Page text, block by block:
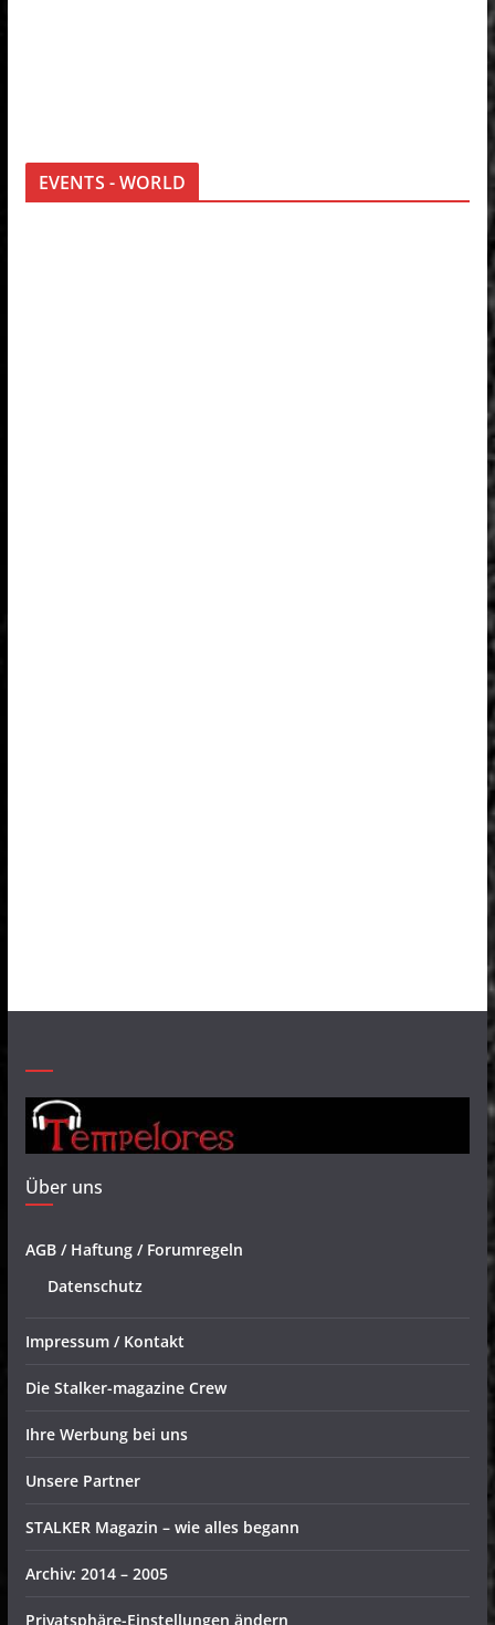
EVENTS - WORLD
Über uns
AGB / Haftung / Forumregeln
Datenschutz
Impressum / Kontakt
Die Stalker-magazine Crew
Ihre Werbung bei uns
Unsere Partner
STALKER Magazin – wie alles begann
Archiv: 2014 – 2005
Privatsphäre-Einstellungen ändern